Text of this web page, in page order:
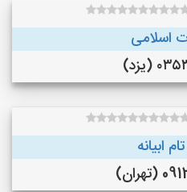
اسلامی
(یزد)
ابیانه